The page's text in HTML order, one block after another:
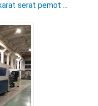
serat pemot ...